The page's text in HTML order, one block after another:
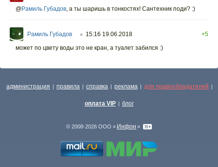
@Рамиль Губадов а ты шаришь в тонкостях! Сантехник поди? :)
Рамиль Губадов ○ 15:16 19.06.2018
+5
может по цвету воды это не кран, а туалет забился :)
администрация | правила | справка | реклама | для правообладателей |
оплата VIP | блог
© 2008-2026 ООО « Инфон »